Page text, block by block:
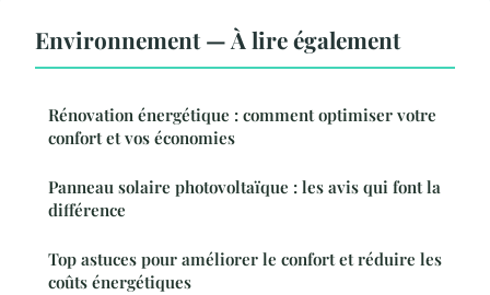
Environnement — À lire également
Rénovation énergétique : comment optimiser votre
confort et vos économies
Panneau solaire photovoltaïque : les avis qui font la
différence
Top astuces pour améliorer le confort et réduire les
coûts énergétiques